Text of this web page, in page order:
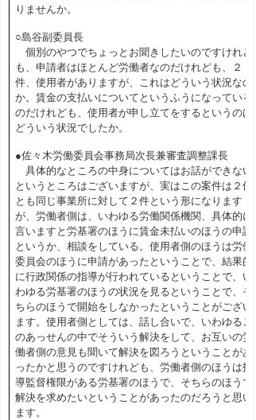
りませんか。
○島谷副委員長
個別のやつでちょっとお聞きしたいのですけれど
も、申請者はほとんど労働者なのだけれども、２
件、使用者がありますが、これはどういう状況なの
か。賃金の支払いについてというふうになっている
のだけれども、使用者が申し立てをするというのは
どういう状況でしたか。
●佐々木労働委員会事務局次長兼審査調整課長
具体的なところの中身についてはお話ができない
というところはございますが、実はこの案件は２件
とも同じ事業所に対して２件という形になります
が、労働者側は、いわゆる労働関係機関、具体的に
言いますと労基署のほうに賃金未払いのほうの申請
というか、相談をしている。使用者側のほうは労働
委員会のほうに申請があったということで、結果的
に行政関係の指導が行われているということで、い
わゆる労基署のほうの状況を見るということで、そ
ちらのほうで開始をしなかったということがござい
ます。使用者側としては、話し合いで、いわゆるこ
のあっせんの中でそういう解決をして、お互いの労
働者側の意見も聞いて解決を図ろうということがあ
ったかと思うのですけれども、労働者側のほうは指
導監督権限がある労基署のほうで、そちらのほうで
解決を求めたいということがあったのだろうと思い
ます。